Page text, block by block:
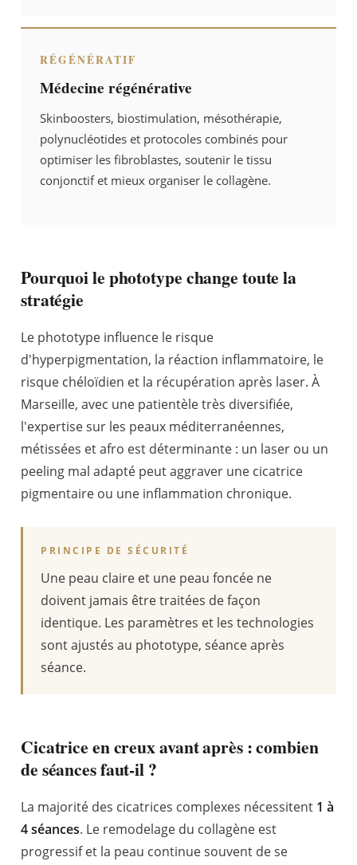
RÉGÉNÉRATIF
Médecine régénérative
Skinboosters, biostimulation, mésothérapie,
polynucléotides et protocoles combinés pour
optimiser les fibroblastes, soutenir le tissu
conjonctif et mieux organiser le collagène.
Pourquoi le phototype change toute la
stratégie
Le phototype influence le risque
d'hyperpigmentation, la réaction inflammatoire, le
risque chéloïdien et la récupération après laser. À
Marseille, avec une patientèle très diversifiée,
l'expertise sur les peaux méditerranéennes,
métissées et afro est déterminante : un laser ou un
peeling mal adapté peut aggraver une cicatrice
pigmentaire ou une inflammation chronique.
PRINCIPE DE SÉCURITÉ
Une peau claire et une peau foncée ne
doivent jamais être traitées de façon
identique. Les paramètres et les technologies
sont ajustés au phototype, séance après
séance.
Cicatrice en creux avant après : combien
de séances faut-il ?
La majorité des cicatrices complexes nécessitent 1 à
4 séances. Le remodelage du collagène est
progressif et la peau continue souvent de se